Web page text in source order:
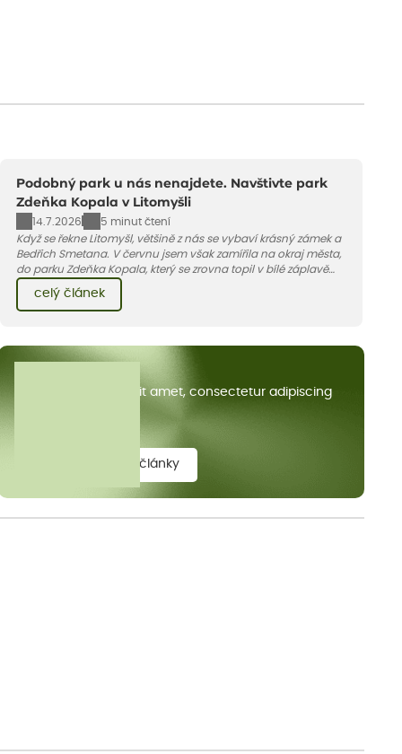
Podobný park u nás nenajdete. Navštivte park
Zdeňka Kopala v Litomyšli
14.7.2026
5 minut čtení
Když se řekne Litomyšl, většině z nás se vybaví krásný zámek a
Bedřich Smetana. V červnu jsem však zamířila na okraj města,
do parku Zdeňka Kopala, který se zrovna topil v bílé záplavě
kvetoucích kopretin. Fotky řeknou víc než slova, přidávám k
nim pár řádků o tom, jak tento jedinečný kus krajiny vznikl.
celý článek
Lorem ipsum dolor sit amet, consectetur adipiscing
zobrazit všechny články